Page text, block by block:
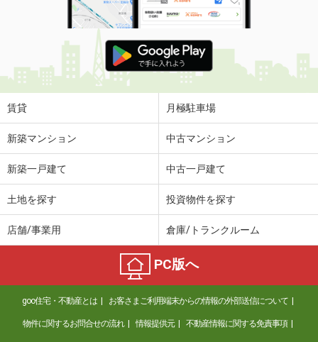
賃貸 月極駐車場
新築マンション 中古マンション
新築一戸建て 中古一戸建て
土地を探す 投資物件を探す
店舗/事業用 倉庫/トランクルーム
PC版へ
goo住宅・不動産とは お客さまご利用端末からの情報の外部送信について
物件に関するお問合せの流れ 情報提供元 不動産情報に関する免責事項